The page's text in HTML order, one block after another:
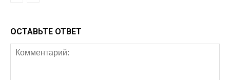
ОСТАВЬТЕ ОТВЕТ